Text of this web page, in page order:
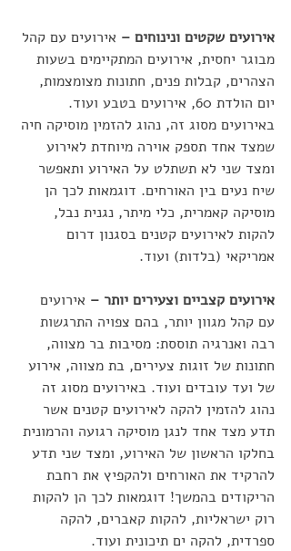
אירועים שקטים ונינוחים – אירועים עם קהל
מבוגר יחסית, אירועים המתקיימים בשעות
הצהרים, קבלות פנים, חתונות מצומצמות,
יום הולדת 60, אירועים בטבע ועוד.
באירועים מסוג זה, נהוג להזמין מוסיקה חיה
שמצד אחד תספק אוירה מיוחדת לאירוע
ומצד שני לא תשתלט על האירוע ותאפשר
שיח נעים בין האורחים. דוגמאות לכך הן
מוסיקה קאמרית, כלי מיתר, נגנית נבל,
להקות לאירועים קטנים בסגנון דרום
אמריקאי (בלדות) ועוד.
אירועים קצביים וצעירים יותר – אירועים
עם קהל מגוון יותר, בהם צפויה התרגשות
רבה ואנרגיה תוססת: מסיבות בר מצווה,
חתונות של זוגות צעירים, בת מצווה, אירוע
של ועד עובדים ועוד. באירועים מסוג זה
נהוג להזמין להקה לאירועים קטנים אשר
תדע מצד אחד לנגן מוסיקה רגועה והרמונית
בחלקו הראשון של האירוע, ומצד שני תדע
להרקיד את האורחים ולהקפיץ את רחבת
הריקודים בהמשך! דוגמאות לכך הן להקות
רוק ישראליות, להקות קאברים, להקה
ספרדית, להקה ים תיכונית ועוד.